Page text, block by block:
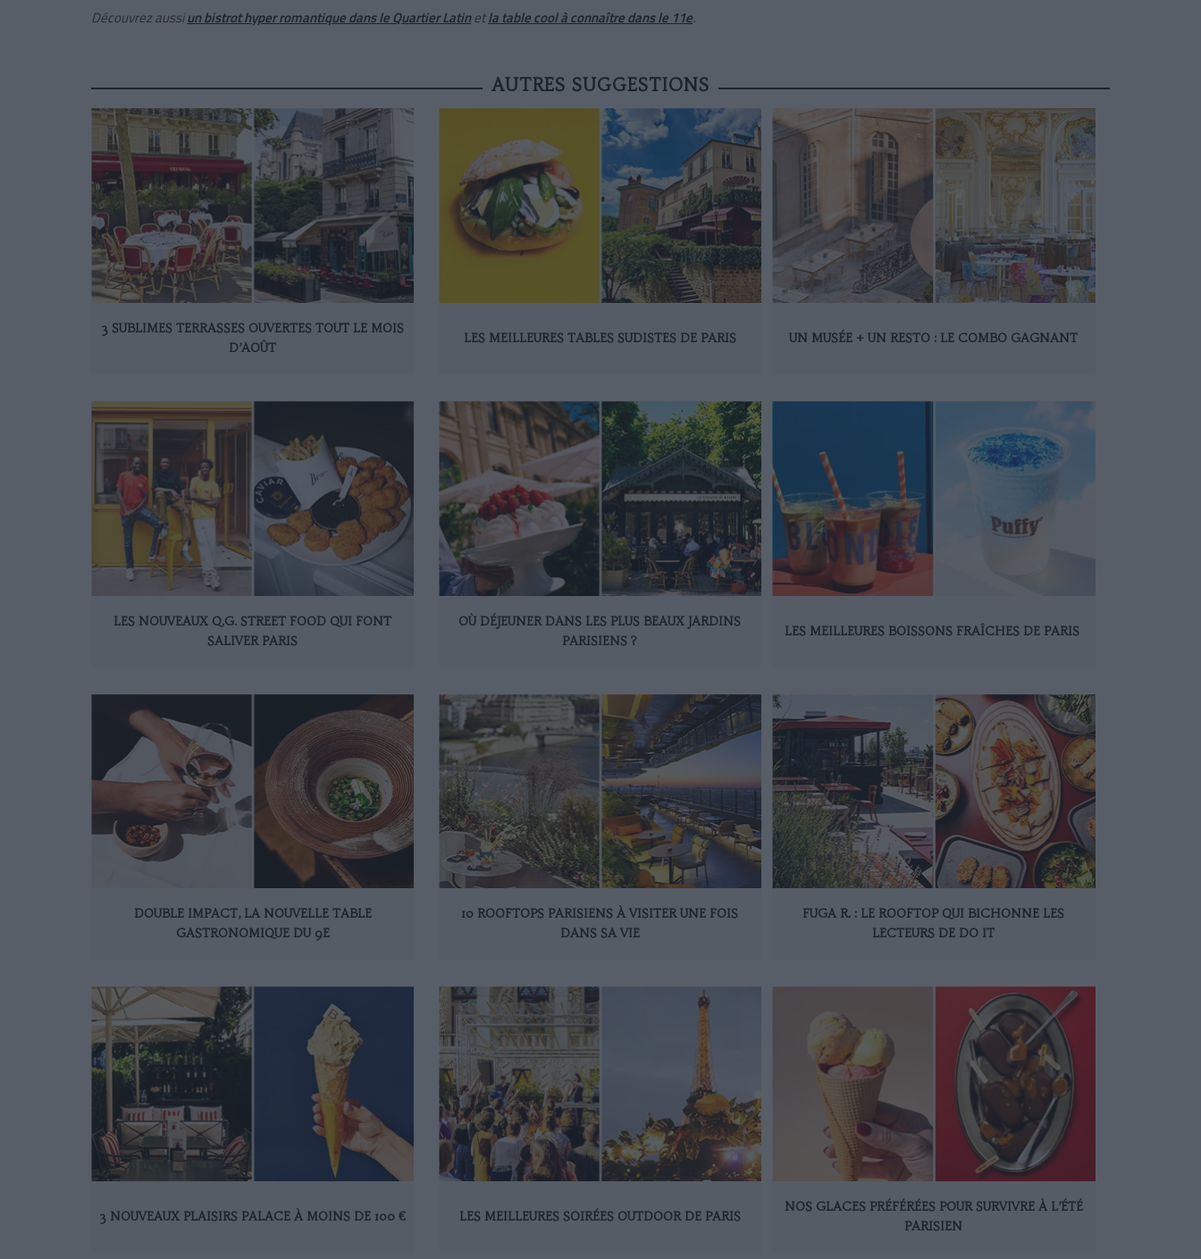
Découvrez aussiun bistrot hyper romantique dans le Quartier Latinetla table cool à connaître dans le 11e.
AUTRES SUGGESTIONS
3 SUBLIMES TERRASSES OUVERTES TOUT LE MOIS
D’AOÛT
LES MEILLEURES TABLES SUDISTES DE PARIS UN MUSÉE + UN RESTO : LE COMBO GAGNANT
LES NOUVEAUX Q.G. STREET FOOD QUI FONT
SALIVER PARIS
OÙ DÉJEUNER DANS LES PLUS BEAUX JARDINS
PARISIENS ?
LES MEILLEURES BOISSONS FRAÎCHES DE PARIS
DOUBLE IMPACT, LA NOUVELLE TABLE
GASTRONOMIQUE DU 9E
10 ROOFTOPS PARISIENS À VISITER UNE FOIS
DANS SA VIE
FUGA R. : LE ROOFTOP QUI BICHONNE LES
LECTEURS DE DO IT
3 NOUVEAUX PLAISIRS PALACE À MOINS DE 100 € LES MEILLEURES SOIRÉES OUTDOOR DE PARIS
NOS GLACES PRÉFÉRÉES POUR SURVIVRE À L’ÉTÉ
PARISIEN